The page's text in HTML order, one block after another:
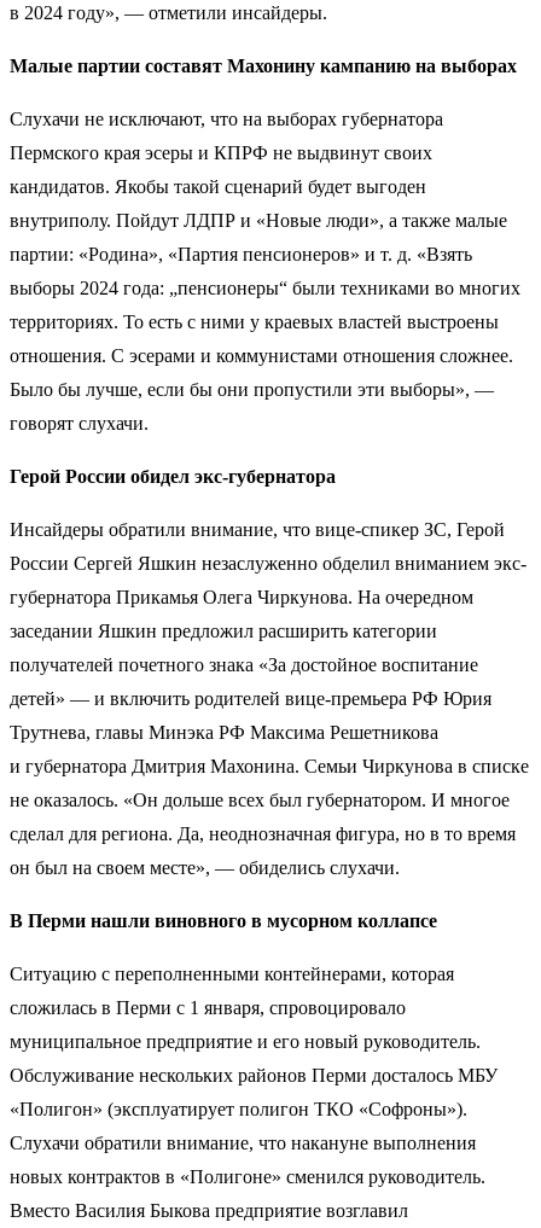
в 2024 году», — отметили инсайдеры.
Малые партии составят Махонину кампанию на выборах
Слухачи не исключают, что на выборах губернатора
Пермского края эсеры и КПРФ не выдвинут своих
кандидатов. Якобы такой сценарий будет выгоден
внутриполу. Пойдут ЛДПР и «Новые люди», а также малые
партии: «Родина», «Партия пенсионеров» и т. д. «Взять
выборы 2024 года: „пенсионеры“ были техниками во многих
территориях. То есть с ними у краевых властей выстроены
отношения. С эсерами и коммунистами отношения сложнее.
Было бы лучше, если бы они пропустили эти выборы», —
говорят слухачи.
Герой России обидел экс-губернатора
Инсайдеры обратили внимание, что вице-спикер ЗС, Герой
России Сергей Яшкин незаслуженно обделил вниманием экс-
губернатора Прикамья Олега Чиркунова. На очередном
заседании Яшкин предложил расширить категории
получателей почетного знака «За достойное воспитание
детей» — и включить родителей вице-премьера РФ Юрия
Трутнева, главы Минэка РФ Максима Решетникова
и губернатора Дмитрия Махонина. Семьи Чиркунова в списке
не оказалось. «Он дольше всех был губернатором. И многое
сделал для региона. Да, неоднозначная фигура, но в то время
он был на своем месте», — обиделись слухачи.
В Перми нашли виновного в мусорном коллапсе
Ситуацию с переполненными контейнерами, которая
сложилась в Перми с 1 января, спровоцировало
муниципальное предприятие и его новый руководитель.
Обслуживание нескольких районов Перми досталось МБУ
«Полигон» (эксплуатирует полигон ТКО «Софроны»).
Слухачи обратили внимание, что накануне выполнения
новых контрактов в «Полигоне» сменился руководитель.
Вместо Василия Быкова предприятие возглавил